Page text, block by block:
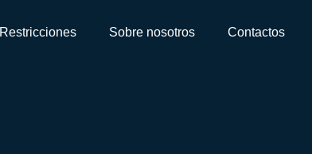
Restricciones Sobre nosotros Contactos